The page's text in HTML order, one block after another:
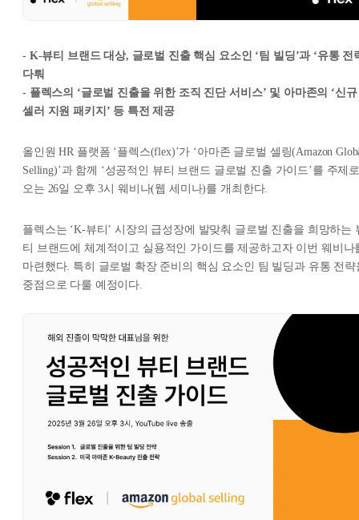
- K-뷰티 브랜드 대상, 글로벌 진출 핵심 요소인 ‘팀 빌딩’과 ‘유통 전
다뤄
- 플렉스의 ‘글로벌 진출을 위한 조직 진단 서비스’ 및 아마존의 ‘신규
셀러 지원 패키지’ 등 특전 제공
올인원 HR 플랫폼 ‘플렉스(flex)’가 ‘아마존 글로벌 셀링(Amazon
Selling)’과 함께 ‘성공적인 뷰티 브랜드 글로벌 진출 가이드’를 주제
오는 26일 오후 3시 웨비나(웹 세미나)를 개최한다.
플렉스는 ‘K-뷰티’ 시장의 급성장에 발맞춰 글로벌 진출을 희망하는
티 브랜드에 체계적이고 실용적인 가이드를 제공하고자 이번 웨비나
마련했다. 특히 글로벌 확장 준비의 핵심 요소인 팀 빌딩과 유통 전략
중점으로 다룰 예정이다.